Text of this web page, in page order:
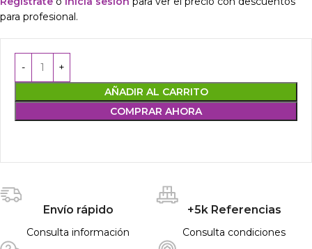
para profesional.
AÑADIR AL CARRITO
COMPRAR AHORA
Envío rápido
Consulta información
+5k Referencias
Consulta condiciones